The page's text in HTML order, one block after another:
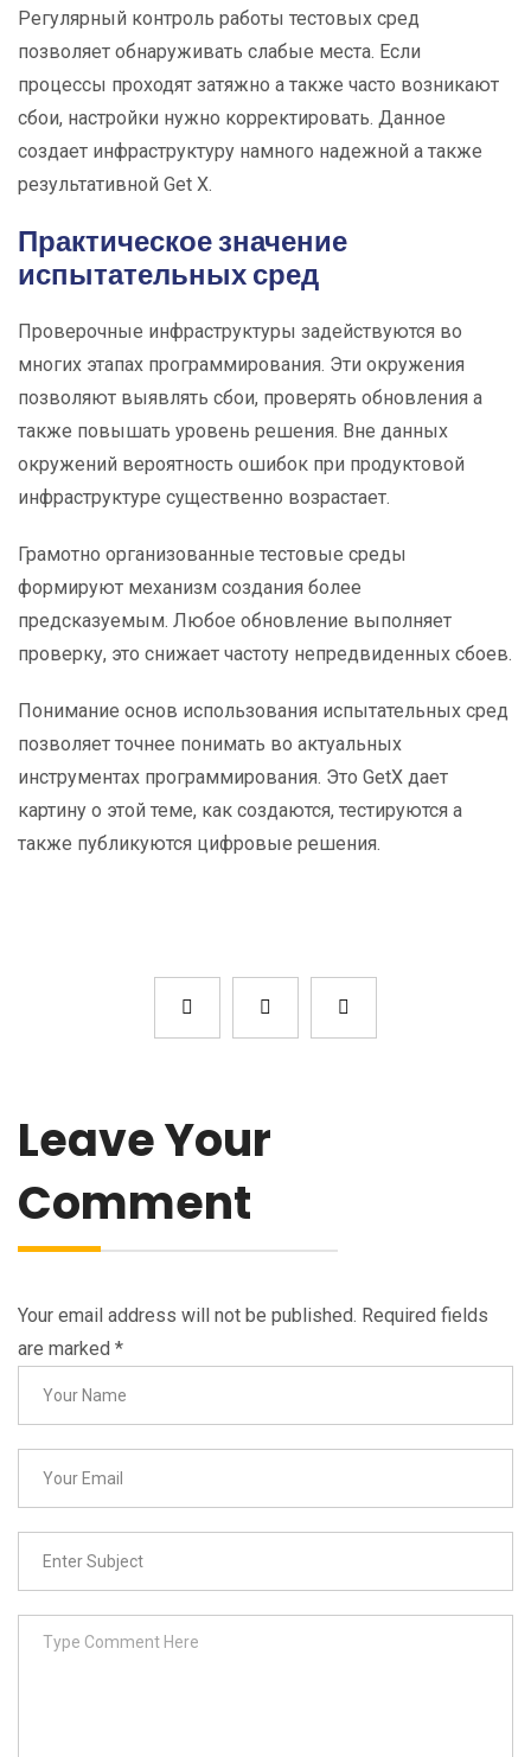
Регулярный контроль работы тестовых сред
позволяет обнаруживать слабые места. Если
процессы проходят затяжно а также часто возникают
сбои, настройки нужно корректировать. Данное
создает инфраструктуру намного надежной а также
результативной Get X.
Практическое значение
испытательных сред
Проверочные инфраструктуры задействуются во
многих этапах программирования. Эти окружения
позволяют выявлять сбои, проверять обновления а
также повышать уровень решения. Вне данных
окружений вероятность ошибок при продуктовой
инфраструктуре существенно возрастает.
Грамотно организованные тестовые среды
формируют механизм создания более
предсказуемым. Любое обновление выполняет
проверку, это снижает частоту непредвиденных сбоев.
Понимание основ использования испытательных сред
позволяет точнее понимать во актуальных
инструментах программирования. Это GetX дает
картину о этой теме, как создаются, тестируются а
также публикуются цифровые решения.
Leave Your
Comment
Your email address will not be published. Required fields
are marked *